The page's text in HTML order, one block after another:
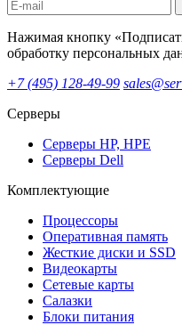
Нажимая кнопку
обработку персональных
+7 (495) 128-49-99
Серверы
Серверы HP, HPE
Серверы Dell
Комплектующие
Процессоры
Оперативная память
Жесткие диски и SSD
Видеокарты
Сетевые карты
Салазки
Блоки питания